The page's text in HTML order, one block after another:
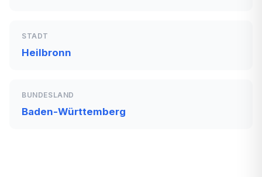
STADT
Heilbronn
BUNDESLAND
Baden-Württemberg